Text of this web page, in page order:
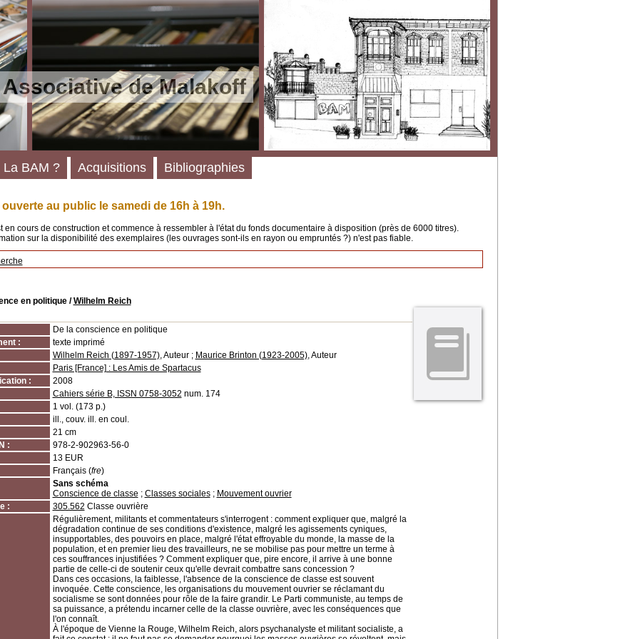
de Malakoff
ouverte au public le samedi de 16h à 19h.
en cours de construction et commence à ressembler à l'état du fonds documentaire à disposition (près de 6000 titres).
sur la disponibilité des exemplaires (les ouvrages sont-ils en rayon ou empruntés ?) n'est pas fiable.
en politique/Wilhelm Reich
De la conscience en politique
:
texte imprimé
Wilhelm Reich (1897-1957), Auteur ; Maurice Brinton (1923-2005), Auteur
Paris [France] : Les Amis de Spartacus
:
2008
Cahiers série B, ISSN 0758-3052 num. 174
1 vol. (173 p.)
ill., couv. ill. en coul.
21 cm
:
978-2-902963-56-0
13 EUR
Français (fre)
Sans schéma
Conscience de classe ; Classes sociales; Mouvement ouvrier
:
305.562 Classe ouvrière
Régulièrement, militants et commentateurs s'interrogent : comment expliquer que, malgré la
dégradation continue de ses conditions d'existence, malgré les agissements cyniques,
insupportables, des pouvoirs en place, malgré l'état effroyable du monde, la masse de la
population, et en premier lieu des travailleurs, ne se mobilise pas pour mettre un terme à
ces souffrances injustifiées ? Comment expliquer que, pire encore, il arrive à une bonne
partie de celle-ci de soutenir ceux qu'elle devrait combattre sans concession ?
Dans ces occasions, la faiblesse, l'absence de la conscience de classe est souvent
invoquée. Cette conscience, les organisations du mouvement ouvrier se réclamant du
socialisme se sont données pour rôle de la faire grandir. Le Parti communiste, au temps de
sa puissance, a prétendu incarner celle de la classe ouvrière, avec les conséquences que
l'on connaît.
À l'époque de Vienne la Rouge, Wilhelm Reich, alors psychanalyste et militant socialiste, a
La BAM ? Acquisitions Bibliographies